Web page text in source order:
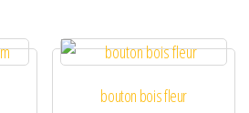
bouton bois fleur